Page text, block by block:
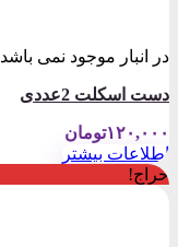
در انبار موجود نمی باشد
دست اسکلت 2عددی
۱۲۰,۰۰۰تومان
اطلاعات بیشتر
حراج!